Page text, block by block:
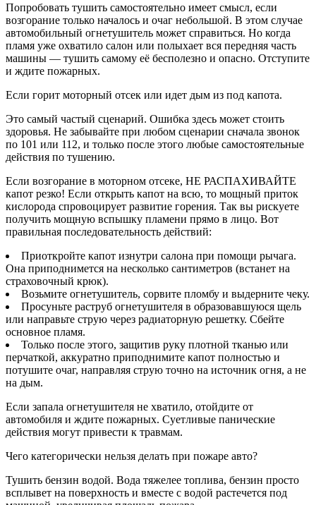
Попробовать тушить самостоятельно имеет смысл, если
возгорание только началось и очаг небольшой. В этом случае
автомобильный огнетушитель может справиться. Но когда
пламя уже охватило салон или полыхает вся передняя часть
машины — тушить самому её бесполезно и опасно. Отступите
и ждите пожарных.
Если горит моторный отсек или идет дым из под капота.
Это самый частый сценарий. Ошибка здесь может стоить
здоровья. Не забывайте при любом сценарии сначала звонок
по 101 или 112, и только после этого любые самостоятельные
действия по тушению.
Если возгорание в моторном отсеке, НЕ РАСПАХИВАЙТЕ
капот резко! Если открыть капот на всю, то мощный приток
кислорода спровоцирует развитие горения. Так вы рискуете
получить мощную вспышку пламени прямо в лицо. Вот
правильная последовательность действий:
Приоткройте капот изнутри салона при помощи рычага.
Она приподнимется на несколько сантиметров (встанет на
страховочный крюк).
Возьмите огнетушитель, сорвите пломбу и выдерните чеку.
Просуньте раструб огнетушителя в образовавшуюся щель
или направьте струю через радиаторную решетку. Сбейте
основное пламя.
Только после этого, защитив руку плотной тканью или
перчаткой, аккуратно приподнимите капот полностью и
потушите очаг, направляя струю точно на источник огня, а не
на дым.
Если запала огнетушителя не хватило, отойдите от
автомобиля и ждите пожарных. Суетливые панические
действия могут привести к травмам.
Чего категорически нельзя делать при пожаре авто?
Тушить бензин водой. Вода тяжелее топлива, бензин просто
всплывет на поверхность и вместе с водой растечется под